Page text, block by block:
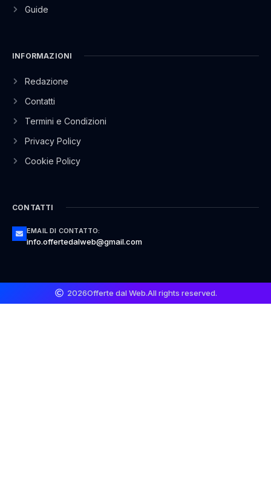
Guide
INFORMAZIONI
Redazione
Contatti
Termini e Condizioni
Privacy Policy
Cookie Policy
CONTATTI
EMAIL DI CONTATTO:
info.offertedalweb@gmail.com
2026Offerte dal Web.All rights reserved.